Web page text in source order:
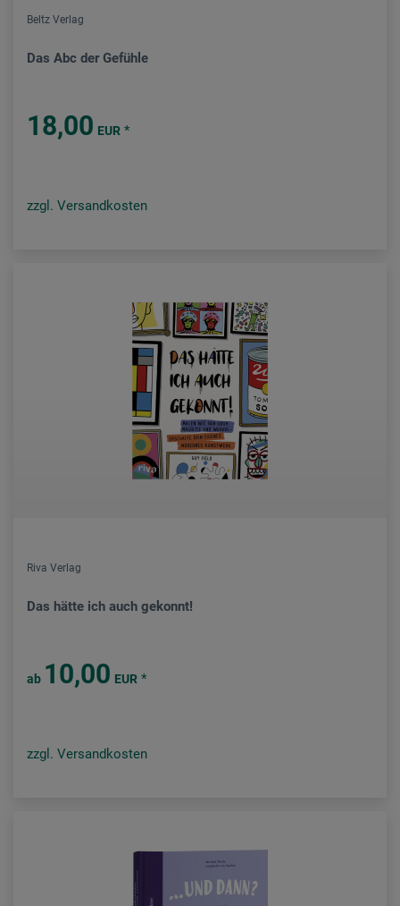
Beltz Verlag
Das Abc der Gefühle
18,00 EUR *
zzgl. Versandkosten
Riva Verlag
Das hätte ich auch gekonnt!
ab 10,00 EUR *
zzgl. Versandkosten